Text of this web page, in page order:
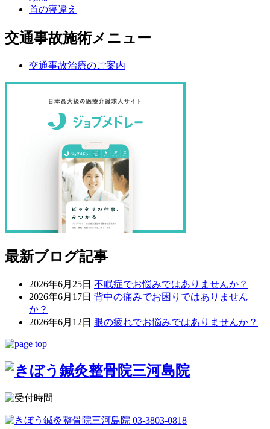
首の寝違え
交通事故施術メニュー
交通事故治療のご案内
最新ブログ記事
2026年6月25日 不眠症でお悩みではありませんか？
2026年6月17日 背中の痛みでお困りではありません
か？
2026年6月12日 眼の疲れでお悩みではありませんか？